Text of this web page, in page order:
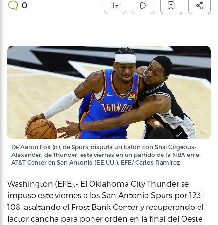
0
De'Aaron Fox (d), de Spurs, disputa un balón con Shai Gilgeous-
Alexander, de Thunder, este viernes en un partido de la NBA en el
AT&T Center en San Antonio (EE.UU.). EFE/ Carlos Ramírez
Washington (EFE).- El Oklahoma City Thunder se
impuso este viernes a los San Antonio Spurs por 123-
108, asaltando el Frost Bank Center y recuperando el
factor cancha para poner orden en la final del Oeste